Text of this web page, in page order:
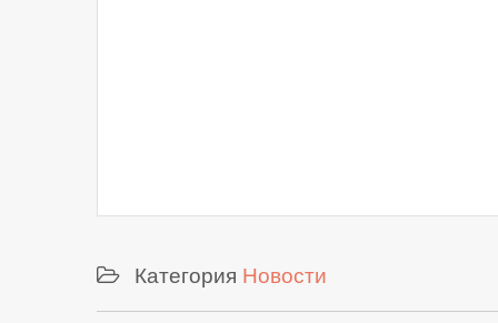
Категория Новости